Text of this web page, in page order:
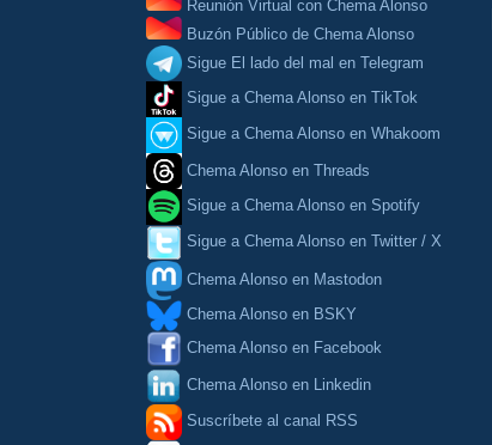
Reunión Virtual con Chema Alonso
Buzón Público de Chema Alonso
Sigue El lado del mal en Telegram
Sigue a Chema Alonso en TikTok
Sigue a Chema Alonso en Whakoom
Chema Alonso en Threads
Sigue a Chema Alonso en Spotify
Sigue a Chema Alonso en Twitter / X
Chema Alonso en Mastodon
Chema Alonso en BSKY
Chema Alonso en Facebook
Chema Alonso en Linkedin
Suscríbete al canal RSS